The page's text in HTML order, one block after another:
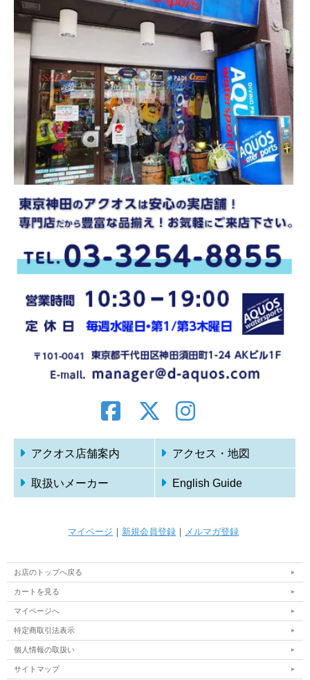
アクオス店舗案内 アクセス・地図
取扱いメーカー English Guide
マイページ ｜ 新規会員登録 ｜ メルマガ登録
お店のトップへ戻る
カートを見る
マイページへ
特定商取引法表示
個人情報の取扱い
サイトマップ